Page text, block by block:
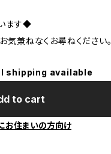
ます◆
気兼ねなくお尋ねください。
shipping available
to cart
お住まいの方向け